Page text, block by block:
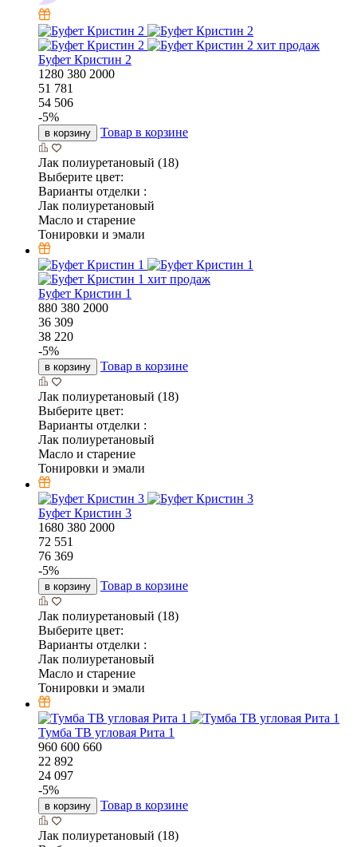
хит продаж
Буфет Кристин 2
1280 380 2000
51 781
54 506
-5%
в корзину Товар в корзине
Лак полиуретановый (18)
Выберите цвет:
Варианты отделки :
Лак полиуретановый
Масло и старение
Тонировки и эмали
хит продаж
Буфет Кристин 1
880 380 2000
36 309
38 220
-5%
в корзину Товар в корзине
Лак полиуретановый (18)
Выберите цвет:
Варианты отделки :
Лак полиуретановый
Масло и старение
Тонировки и эмали
Буфет Кристин 3
1680 380 2000
72 551
76 369
-5%
в корзину Товар в корзине
Лак полиуретановый (18)
Выберите цвет:
Варианты отделки :
Лак полиуретановый
Масло и старение
Тонировки и эмали
Тумба ТВ угловая Рита 1
960 600 660
22 892
24 097
-5%
в корзину Товар в корзине
Лак полиуретановый (18)